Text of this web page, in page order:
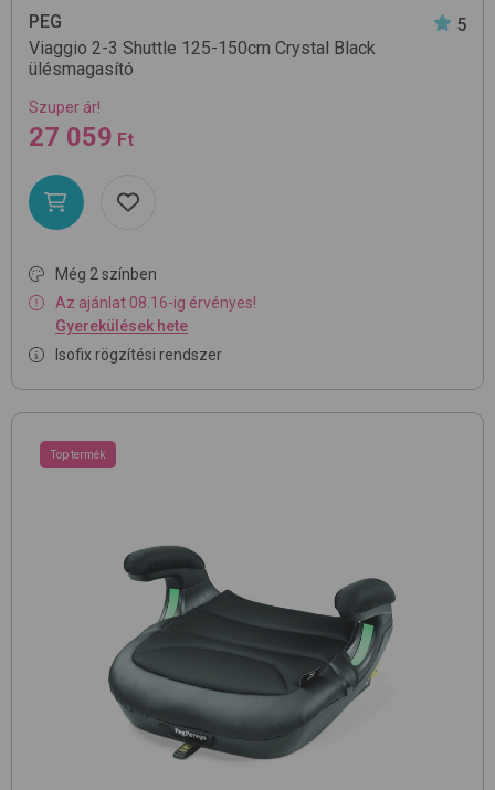
PEG
5
Viaggio 2-3 Shuttle 125-150cm Crystal Black
ülésmagasító
Szuper ár!
27 059 Ft
Még 2 színben
Az ajánlat 08.16-ig érvényes!
Gyerekülések hete
Isofix rögzítési rendszer
Top termék